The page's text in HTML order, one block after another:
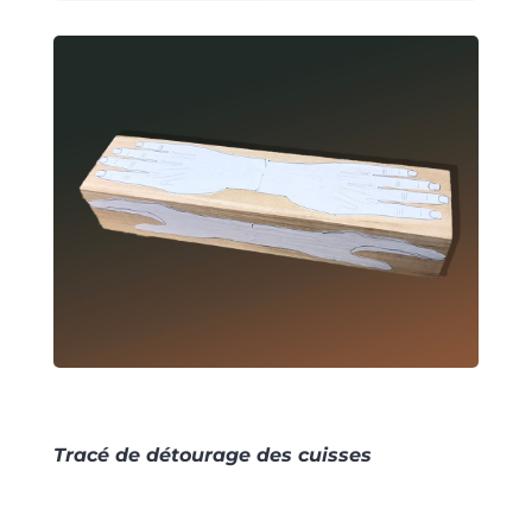
Tracé de détourage des cuisses